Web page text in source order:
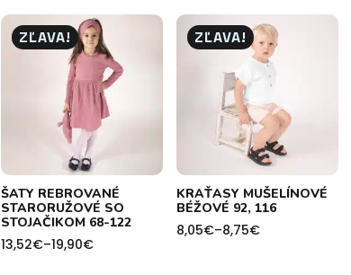
17,90€
through
22,50€
ZĽAVA!
ŠATY REBROVANÉ
STARORUŽOVÉ SO
STOJAČIKOM 68-122
13,52€–19,90€
Price
ZĽAVA!
KRAŤASY MUŠELÍNOVÉ
BÉŽOVÉ 92, 116
8,05€–8,75€
Price